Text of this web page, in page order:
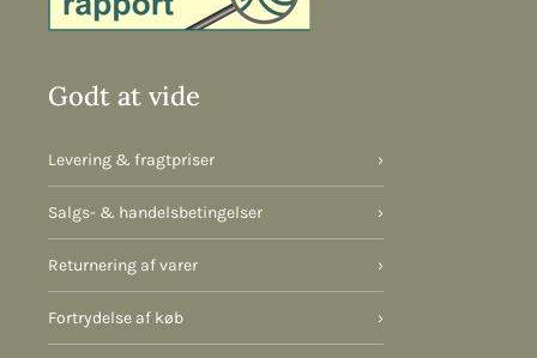
Godt at vide
Levering & fragtpriser ›
Salgs- & handelsbetingelser ›
Returnering af varer ›
Fortrydelse af køb ›